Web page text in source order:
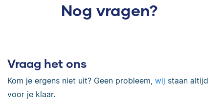
Nog vragen?
Vraag het ons
Kom je ergens niet uit? Geen probleem, wij staan altijd
voor je klaar.